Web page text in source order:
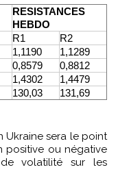
RESISTANCES
HEBDO
R1
R2
1,1190
1,1289
0,8579
0,8812
1,4302
1,4479
130,03 131,69
positive ou négative
de volatilité sur les